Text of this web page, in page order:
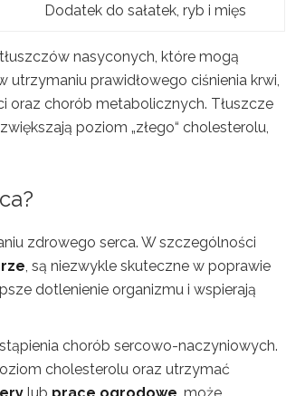
Dodatek do sałatek, ryb i mięs
nasyconych, które mogą
prawidłowego ciśnienia krwi,
oraz chorób metabolicznych. Tłuszcze
poziom „złego“ cholesterolu,
zdrowego serca. W szczególności
, są niezwykle skuteczne w poprawie
dotlenienie organizmu i wspierają
chorób sercowo-naczyniowych.
cholesterolu oraz utrzymać